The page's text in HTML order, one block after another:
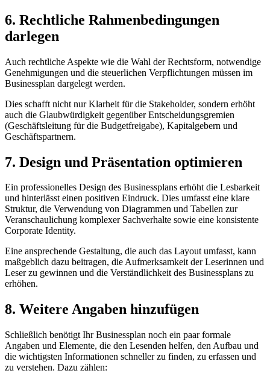
6. Rechtliche Rahmenbedingungen
darlegen
Auch rechtliche Aspekte wie die Wahl der Rechtsform, notwendige
Genehmigungen und die steuerlichen Verpflichtungen müssen im
Businessplan dargelegt werden.
Dies schafft nicht nur Klarheit für die Stakeholder, sondern erhöht
auch die Glaubwürdigkeit gegenüber Entscheidungsgremien
(Geschäftsleitung für die Budgetfreigabe), Kapitalgebern und
Geschäftspartnern.
7. Design und Präsentation optimieren
Ein professionelles Design des Businessplans erhöht die Lesbarkeit
und hinterlässt einen positiven Eindruck. Dies umfasst eine klare
Struktur, die Verwendung von Diagrammen und Tabellen zur
Veranschaulichung komplexer Sachverhalte sowie eine konsistente
Corporate Identity.
Eine ansprechende Gestaltung, die auch das Layout umfasst, kann
maßgeblich dazu beitragen, die Aufmerksamkeit der Leserinnen und
Leser zu gewinnen und die Verständlichkeit des Businessplans zu
erhöhen.
8. Weitere Angaben hinzufügen
Schließlich benötigt Ihr Businessplan noch ein paar formale
Angaben und Elemente, die den Lesenden helfen, den Aufbau und
die wichtigsten Informationen schneller zu finden, zu erfassen und
zu verstehen. Dazu zählen: